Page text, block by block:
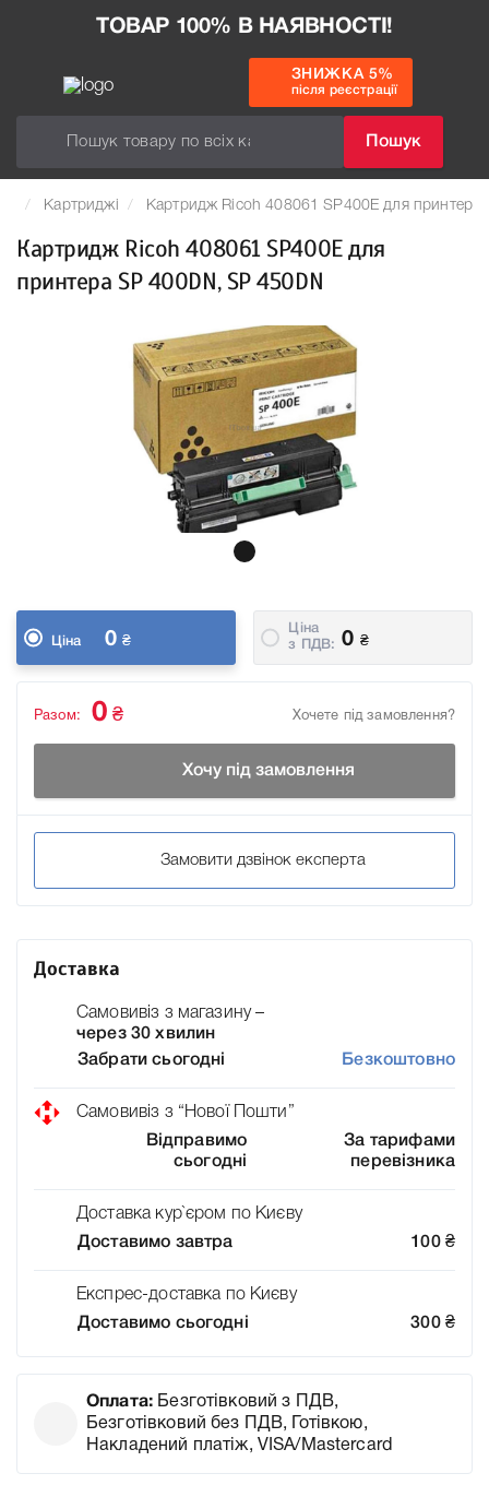
ТОВАР 100% В НАЯВНОСТІ!
Пошук
ЗНИЖКА 5%
після реєстрації
Картриджі Картридж Ricoh 408061 SP400E для принтера
Картридж Ricoh 408061 SP400E для
принтера SP 400DN, SP 450DN
Ціна 0 ₴
Ціна
з ПДВ:
0 ₴
Хочете під замовлення?
Разом: 0 ₴
Хочу під замовлення
Замовити дзвінок експерта
Доставка
Самовивіз з магазину –
через 30 хвилин
Забрати сьогодні
Безкоштовно
Самовивіз з “Нової Пошти”
Відправимо
сьогодні
За тарифами
перевізника
Доставка кур`єром по Києву
Доставимо завтра
100 ₴
Експрес-доставка по Києву
Доставимо сьогодні
300 ₴
Оплата: Безготівковий з ПДВ,
Безготівковий без ПДВ, Готівкою,
Накладений платіж, VISA/Mastercard